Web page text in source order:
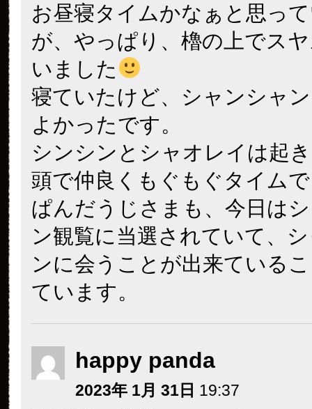
お昼寝タイムかなぁと思っ
が、やっぱり、櫓の上でス
いました
寝ていたけど、シャンシャ
よかったです。
シンシンとシャオレイは起
頭で仲良くもぐもぐタイム
ぱんだうじさまも、今日は
ン観覧に当選されていて、
ンに会うことが出来ている
ています。
happy panda
2023年 1月 31日 19:37